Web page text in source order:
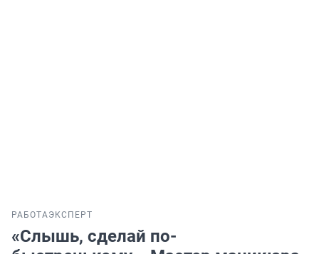
РАБОТАЭКСПЕРТ
«Слышь, сделай по-